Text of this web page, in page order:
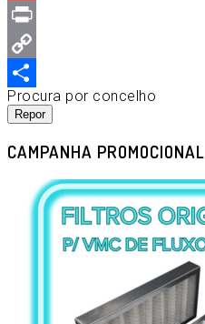
Gmail
Print
Copy
Link
Compartilhar
Procura por concelho
Repor
CAMPANHA PROMOCIONAL